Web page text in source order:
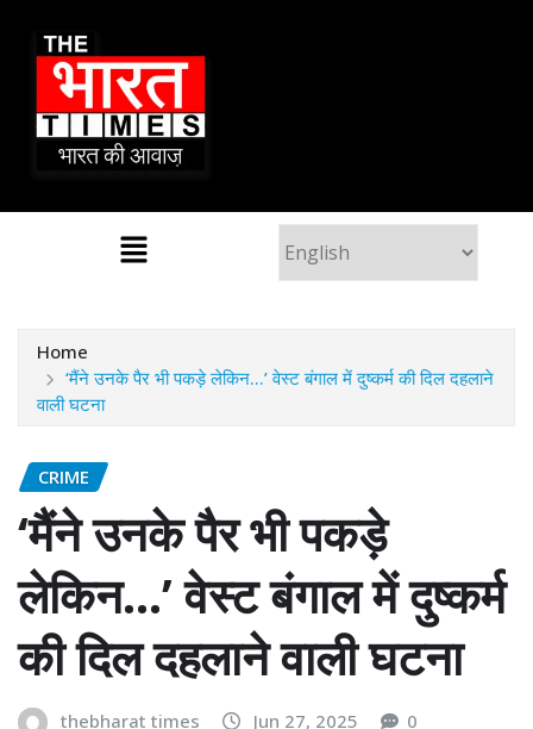
Home
‘मैंने उनके पैर भी पकड़े लेकिन…’ वेस्ट बंगाल में दुष्कर्म की दिल दहलाने
वाली घटना
CRIME
‘मैंने उनके पैर भी पकड़े
लेकिन…’ वेस्ट बंगाल में दुष्कर्म
की दिल दहलाने वाली घटना
thebharat times Jun 27, 2025 0